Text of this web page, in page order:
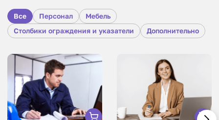
Все Персонал
Мебель
Столбики ограждения и указатели
Дополнительно